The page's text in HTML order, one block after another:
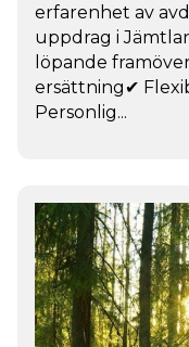
erfarenhet av
uppdrag i
löpande
ersättning✔
Personlig...